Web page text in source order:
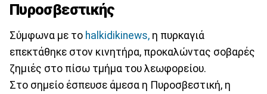
Πυροσβεστικής
Σύμφωνα με το halkidikinews, η πυρκαγιά
επεκτάθηκε στον κινητήρα, προκαλώντας σοβαρές
ζημιές στο πίσω τμήμα του λεωφορείου.
Στο σημείο έσπευσε άμεσα η Πυροσβεστική, η